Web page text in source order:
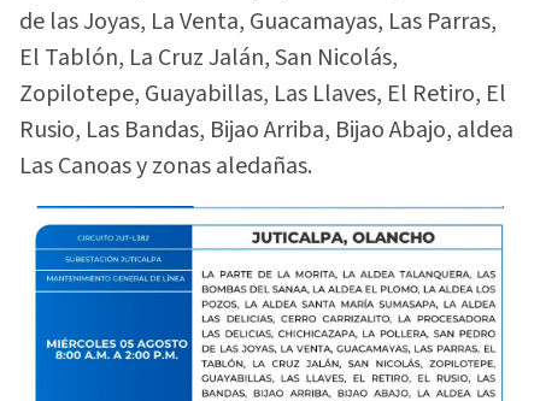
de las Joyas, La Venta, Guacamayas, Las Parras,
El Tablón, La Cruz Jalán, San Nicolás,
Zopilotepe, Guayabillas, Las Llaves, El Retiro, El
Rusio, Las Bandas, Bijao Arriba, Bijao Abajo, aldea
Las Canoas y zonas aledañas.